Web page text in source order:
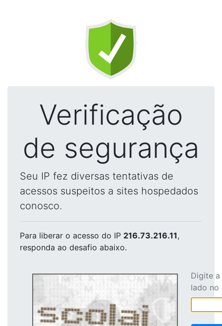
Verificação
de segurança
Seu IP fez diversas tentativas de
acessos suspeitos a sites hospedados
conosco.
Para liberar o acesso do IP 216.73.216.11,
responda ao desafio abaixo.
Digite
lado no